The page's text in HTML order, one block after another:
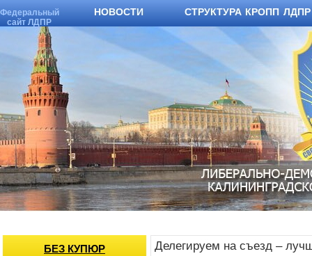
Федеральный
сайт ЛДПР
НОВОСТИ СТРУКТУРА КРОПП ЛДПР
Делегируем на съезд –
БЕЗ КУПЮР